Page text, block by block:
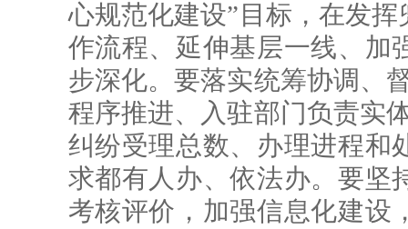
心规范化建设”目标，在发
作流程、延伸基层一线、加
步深化。要落实统筹协调、
程序推进、入驻部门负责实
纠纷受理总数、办理进程和
求都有人办、依法办。要坚
考核评价，加强信息化建设